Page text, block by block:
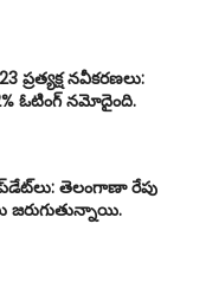
ప్రత్యక్ష నవీకరణలు:
ఓటింగ్ నమోదైంది.
తెలంగాణా రేపు
జరుగుతున్నాయి.